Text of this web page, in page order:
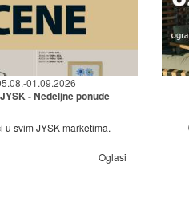
01.09.2026
- Nedeljne ponude
u svim JYSK marketima.
Oglasi